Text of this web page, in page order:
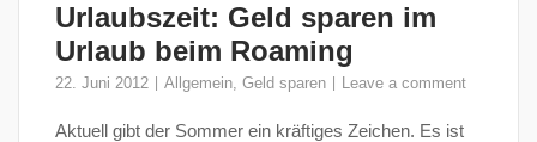
Urlaubszeit: Geld sparen im
Urlaub beim Roaming
22. Juni 2012 Allgemein, Geld sparen Leave a comment
Aktuell gibt der Sommer ein kräftiges Zeichen. Es ist